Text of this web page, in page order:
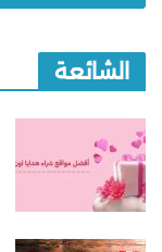
الشائعة